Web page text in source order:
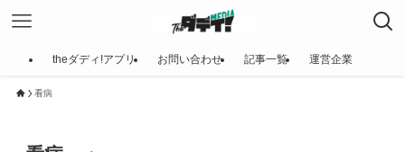
theダディ!アプリ お問い合わせ 記事一覧 運営企業
看病